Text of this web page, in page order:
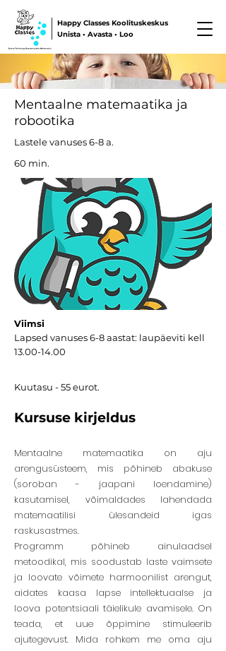
Happy Classes Koolituskeskus
Unista • Avasta • Loo
Mentaalne matemaatika ja
robootika
Lastele vanuses 6-8 a.
60 min.
Viimsi
Lapsed vanuses 6-8 aastat: laupäeviti kell
13.00-14.00
Kuutasu - 55 eurot.
Kursuse kirjeldus
Mentaalne matemaatika on aju
arengusüsteem, mis põhineb abakuse
(soroban - jaapani loendamine)
kasutamisel, võimaldades lahendada
matemaatilisi ülesandeid igas
raskusastmes.
Programm põhineb ainulaadsel
metoodikal, mis soodustab laste vaimsete
ja loovate võimete harmoonilist arengut,
aidates kaasa lapse intellektuaalse ja
loova potentsiaali täielikule avamisele. On
teada, et uue õppimine stimuleerib
ajutegevust. Mida rohkem me oma aju